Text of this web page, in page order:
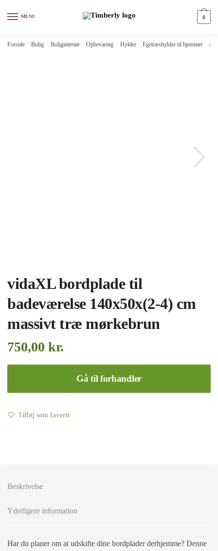
MENU 0
Forside Bolig Boliginteriør Opbevaring Hylder Egetræshylder til hjemmet
vidaXL bordplade til
badeværelse 140x50x(2-4) cm
massivt træ mørkebrun
750,00 kr.
Gå til forhandler
Tilføj som favorit
Beskrivelse
Yderligere information
Har du planer om at udskifte dine bordplader derhjemme? Denne